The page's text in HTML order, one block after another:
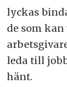
lyckas
de som
leda till
hänt.